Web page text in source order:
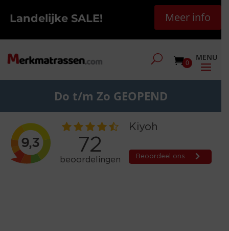
Landelijke SALE! Meer info
0
Do t/m Zo GEOPEND